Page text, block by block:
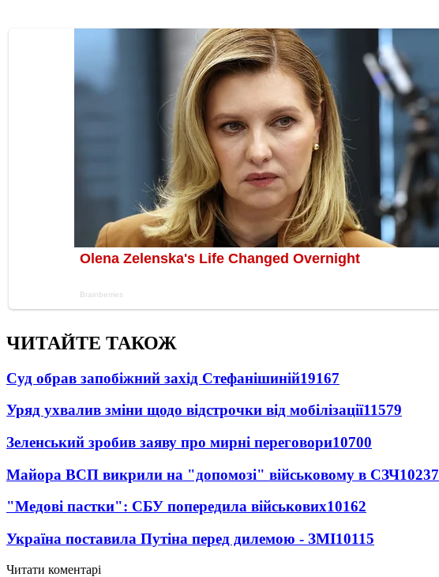
ЧИТАЙТЕ ТАКОЖ
Суд обрав запобіжний захід Стефанішиній19167
Уряд ухвалив зміни щодо відстрочки від мобілізації11579
Зеленський зробив заяву про мирні переговори10700
Майора ВСП викрили на "допомозі" військовому в СЗЧ10237
"Медові пастки": СБУ попередила військових10162
Україна поставила Путіна перед дилемою - ЗМІ10115
Читати коментарі